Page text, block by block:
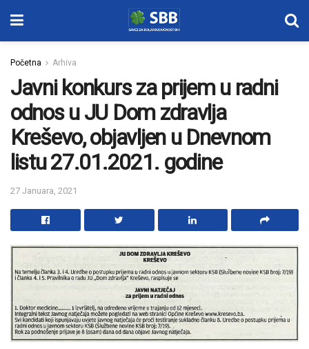
Početna Arhiva
Javni konkurs za prijem u radni
odnos u JU Dom zdravlja
Kreševo, objavljen u Dnevnom
listu 27.01.2021. godine
27 Januara, 2021